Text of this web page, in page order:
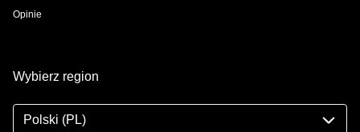
Opinie
Wybierz region
Polski (PL)